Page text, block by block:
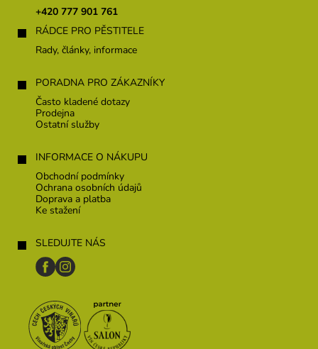
+420 777 901 761
RÁDCE PRO PĚSTITELE
Rady, články, informace
PORADNA PRO ZÁKAZNÍKY
Často kladené dotazy
Prodejna
Ostatní služby
INFORMACE O NÁKUPU
Obchodní podmínky
Ochrana osobních údajů
Doprava a platba
Ke stažení
SLEDUJTE NÁS